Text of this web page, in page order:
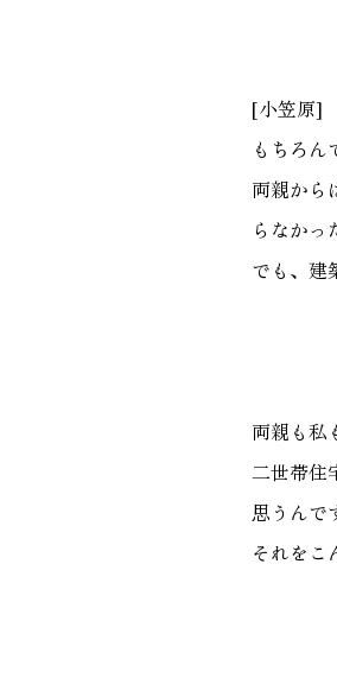
[小笠原]
もちろん
両親から
らなかっ
でも、建
両親も私
二世帯住
思うんで
それをこ